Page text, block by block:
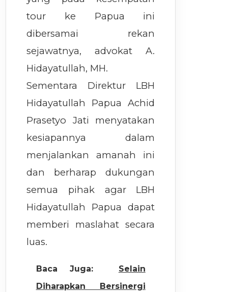
tour ke Papua ini
dibersamai rekan
sejawatnya, advokat A.
Hidayatullah, MH.
Sementara Direktur LBH
Hidayatullah Papua Achid
Prasetyo Jati menyatakan
kesiapannya dalam
menjalankan amanah ini
dan berharap dukungan
semua pihak agar LBH
Hidayatullah Papua dapat
memberi maslahat secara
luas.
Baca Juga:
Selain
Diharapkan Bersinergi